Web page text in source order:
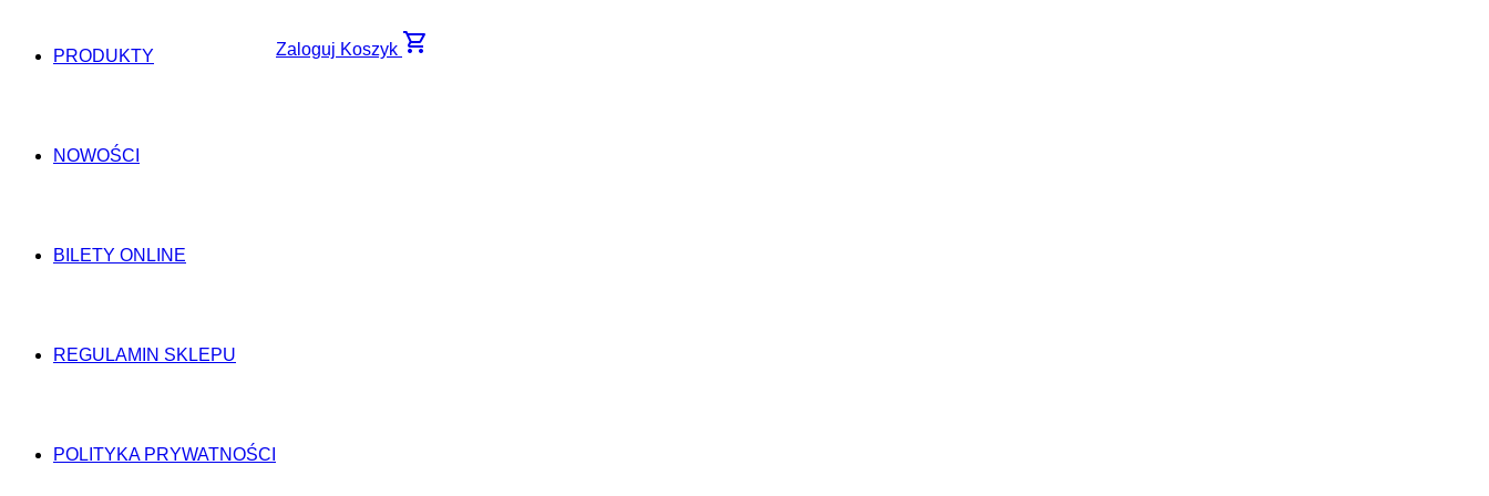
PRODUKTY
NOWOŚCI
BILETY ONLINE
REGULAMIN SKLEPU
POLITYKA PRYWATNOŚCI
Zaloguj Koszyk shopping_cart